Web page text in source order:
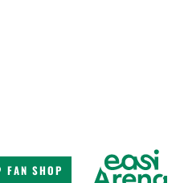
FAN SHOP